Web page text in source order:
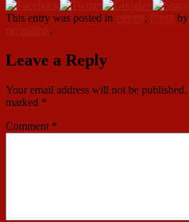
This entry was posted in খেলাধূলা, ত্রিপুরা by
permalink.
Leave a Reply
Your email address will not be published.
marked *
Comment *